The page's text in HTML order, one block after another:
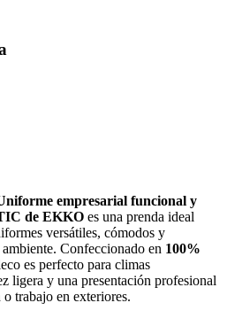
empresarial funcional y
de EKKO es una prenda ideal
versátiles, cómodos y
Confeccionado en 100%
es perfecto para climas
ligera y una presentación profesional
trabajo en exteriores.